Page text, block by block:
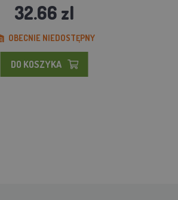
32.66 zl
OBECNIE NIEDOSTĘPNY
DO KOSZYKA